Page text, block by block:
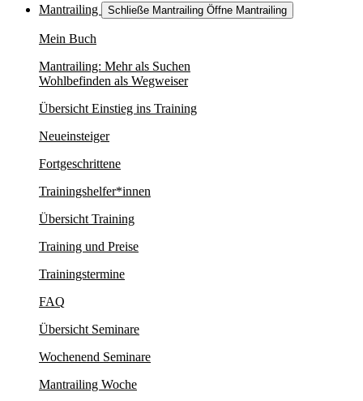
Mantrailing Schließe Mantrailing Öffne Mantrailing
Mein Buch
Mantrailing: Mehr als Suchen
Wohlbefinden als Wegweiser
Übersicht Einstieg ins Training
Neueinsteiger
Fortgeschrittene
Trainingshelfer*innen
Übersicht Training
Training und Preise
Trainingstermine
FAQ
Übersicht Seminare
Wochenend Seminare
Mantrailing Woche